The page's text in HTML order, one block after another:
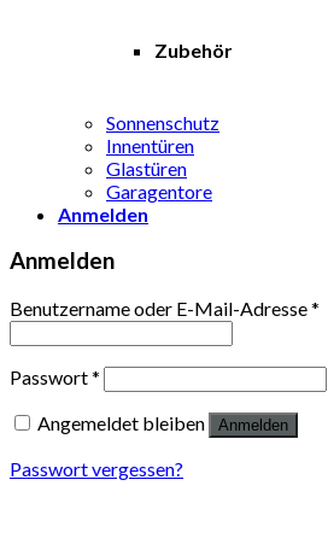
Zubehör
Sonnenschutz
Innentüren
Glastüren
Garagentore
Anmelden
Anmelden
Benutzername oder E-Mail-Adresse*
Passwort*
Angemeldet bleiben
Anmelden
Passwort vergessen?